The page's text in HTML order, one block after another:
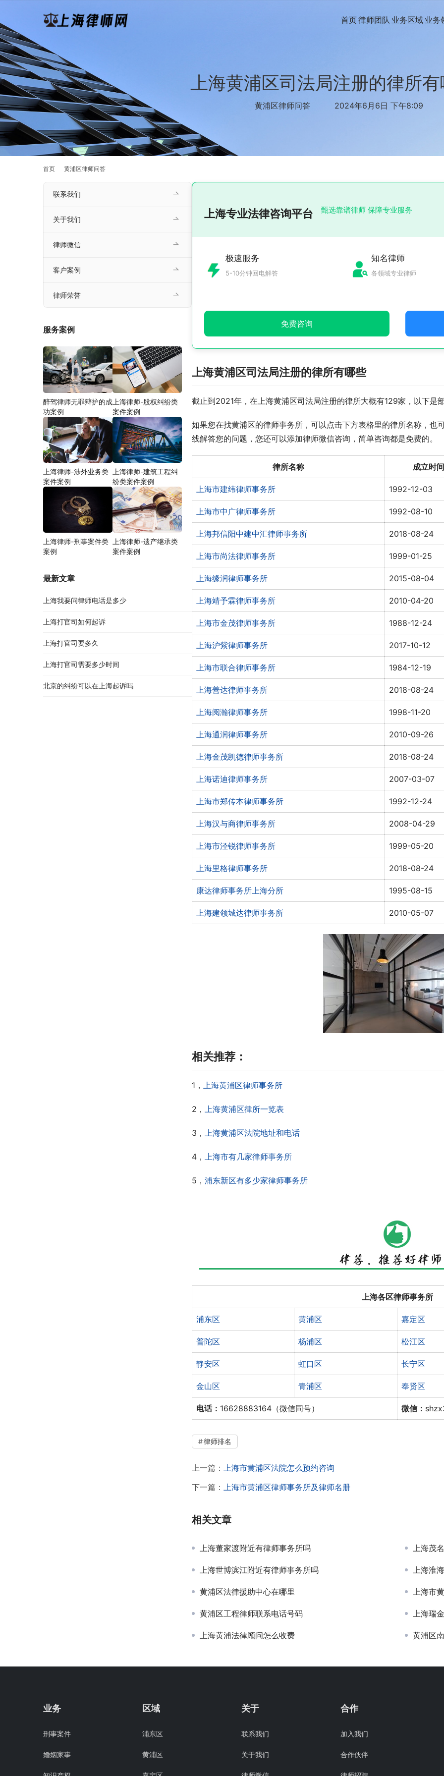
首页律师团队 业务区域 业务
上海黄浦区司法局注册的律所
黄浦区律师问答 2024年6月6日 下午8:09
首页 黄浦区律师问答
上海专业法律咨询平台 甄选靠谱律师 保障专业服务
极速服务
5-10分钟回电解答
知名律师
各领域专业律师
免费咨询
上海黄浦区司法局注册的律所有哪些
截止到2021年，在上海黄浦区司法局注册的律所大概有129家，以下是
如果您在找黄浦区的律师事务所，可以点击下方表格里的律所名称，也
线解答您的问题，您还可以添加律师微信咨询，简单咨询都是免费的。
律所名称 成立时间
上海市建纬律师事务所 1992-12-03
上海市中广律师事务所 1992-08-10
上海邦信阳中建中汇律师事务所 2018-08-24
上海市尚法律师事务所 1999-01-25
上海缘润律师事务所 2015-08-04
上海靖予霖律师事务所 2010-04-20
上海市金茂律师事务所 1988-12-24
上海沪紫律师事务所 2017-10-12
上海市联合律师事务所 1984-12-19
上海善达律师事务所 2018-08-24
上海阅瀚律师事务所 1998-11-20
上海通润律师事务所 2010-09-26
上海金茂凯德律师事务所 2018-08-24
上海诺迪律师事务所 2007-03-07
上海市郑传本律师事务所 1992-12-24
上海汉与商律师事务所 2008-04-29
上海市泾锐律师事务所 1999-05-20
上海里格律师事务所 2018-08-24
康达律师事务所上海分所 1995-08-15
上海建领城达律师事务所 2010-05-07
相关推荐：
1， 上海黄浦区律师事务所
2， 上海黄浦区律所一览表
3， 上海黄浦区法院地址和电话
4， 上海市有几家律师事务所
5， 浦东新区有多少家律师事务所
上海各区律师事务所
浦东区 黄浦区 嘉定区
普陀区 杨浦区 松江区
静安区 虹口区 长宁区
金山区 青浦区 奉贤区
电话： 16628883164（微信同号） 微信：
律师排名
上一篇： 上海市黄浦区法院怎么预约咨询
下一篇： 上海市黄浦区律师事务所及律师名册
相关文章
上海董家渡附近有律师事务所吗 上海茂
上海世博滨江附近有律师事务所吗 上海淮
黄浦区法律援助中心在哪里 上海市
黄浦区工程律师联系电话号码 上海瑞
上海黄浦法律顾问怎么收费 黄浦区
联系我们
关于我们
律师微信
客户案例
律师荣誉
服务案例
醉驾律师无罪辩护的成
功案例
上海律师-股权纠纷类
案件案例
上海律师-涉外业务类
案件案例
上海律师-建筑工程纠
纷类案件案例
上海律师-刑事案件类
案例
上海律师-遗产继承类
案件案例
最新文章
上海我要问律师电话是多少
上海打官司如何起诉
上海打官司要多久
上海打官司需要多少时间
北京的纠纷可以在上海起诉吗
业务
刑事案件
婚姻家事
区域
浦东区
黄浦区
关于
联系我们
关于我们
合作
加入我们
合作伙伴